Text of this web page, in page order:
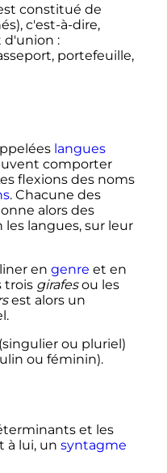
constitué de
c'est-à-dire,
d'union :
portefeuille,
langues
comporter
flexions des noms
. Chacune des
alors des
les langues, sur leur
en genre et en
trois girafesou les
est alors un
ou pluriel)
ou féminin).
et les
à lui, un syntagme